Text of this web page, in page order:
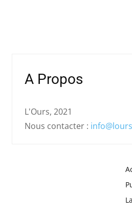
A Propos
L'Ours, 2021
Nous contacter :